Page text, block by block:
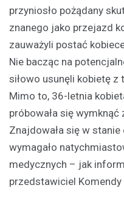
przyniosło pożądany
znanego jako przejazd
zauważyli postać
Nie bacząc na
siłowo usunęli kobietę
Mimo to, 36-letnia
próbowała się
Znajdowała się w
wymagało
medycznych – jak
przedstawiciel Komendy